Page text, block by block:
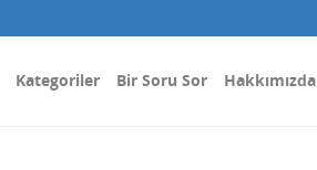
Kategoriler Bir Soru Sor Hakkımızda